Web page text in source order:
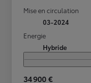
Mise en circulation
03-2024
Energie
Hybride
34 900 €